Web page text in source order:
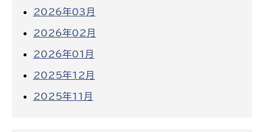
2026年03月
2026年02月
2026年01月
2025年12月
2025年11月